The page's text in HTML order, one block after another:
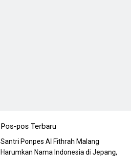
Pos-pos Terbaru
Santri Ponpes Al Fithrah Malang
Harumkan Nama Indonesia di Jepang,